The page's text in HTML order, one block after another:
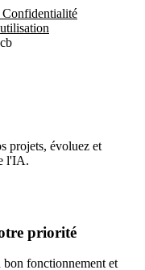
projets, évoluez et
l'IA.
priorité
bon fonctionnement et